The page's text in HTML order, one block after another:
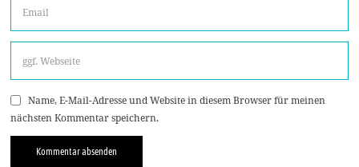
Name, E-Mail-Adresse und Website in diesem Browser für meinen
nächsten Kommentar speichern.